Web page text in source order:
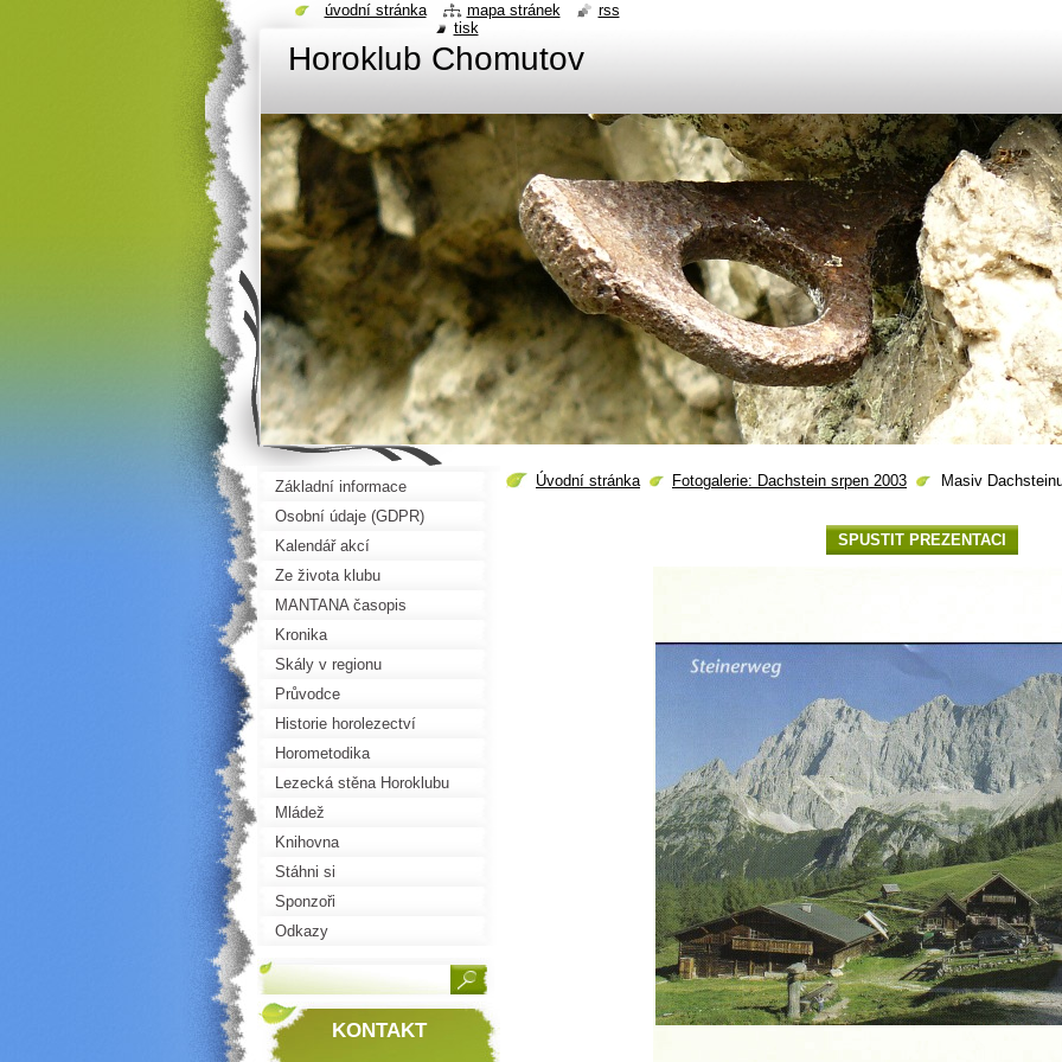
Horoklub Chomutov
Úvodní stránka Fotogalerie: Dachstein srpen 2003 Masiv
SPUSTIT PREZENTACI
Základní informace
Osobní údaje (GDPR)
Kalendář akcí
Ze života klubu
MANTANA časopis
Kronika
Skály v regionu
Průvodce
Historie horolezectví
Horometodika
Lezecká stěna Horoklubu
Mládež
Knihovna
Stáhni si
Sponzoři
Odkazy
KONTAKT
úvodní stránka mapa stránek
rss
tisk